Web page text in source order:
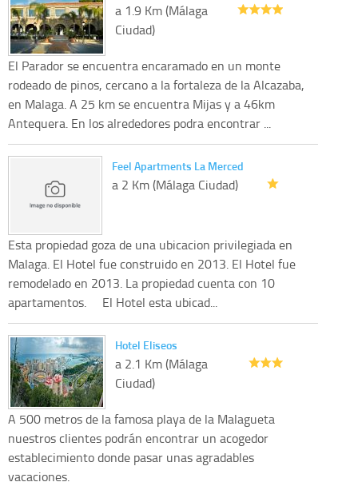
a 1.9 Km (Málaga
Ciudad)
El Parador se encuentra encaramado en un monte
rodeado de pinos, cercano a la fortaleza de la Alcazaba,
en Malaga. A 25 km se encuentra Mijas y a 46km
Antequera. En los alrededores podra encontrar ...
Feel Apartments La Merced
a 2 Km (Málaga Ciudad)
Esta propiedad goza de una ubicacion privilegiada en
Malaga. El Hotel fue construido en 2013. El Hotel fue
remodelado en 2013. La propiedad cuenta con 10
apartamentos. El Hotel esta ubicad...
Hotel Eliseos
a 2.1 Km (Málaga
Ciudad)
A 500 metros de la famosa playa de la Malagueta
nuestros clientes podrán encontrar un acogedor
establecimiento donde pasar unas agradables
vacaciones.